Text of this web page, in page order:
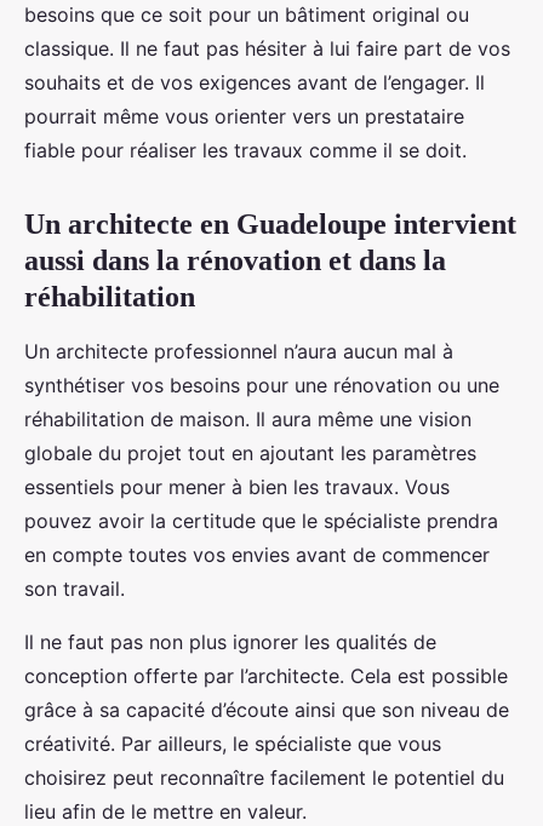
besoins que ce soit pour un bâtiment original ou
classique. Il ne faut pas hésiter à lui faire part de vos
souhaits et de vos exigences avant de l’engager. Il
pourrait même vous orienter vers un prestataire
fiable pour réaliser les travaux comme il se doit.
Un architecte en Guadeloupe intervient
aussi dans la rénovation et dans la
réhabilitation
Un architecte professionnel n’aura aucun mal à
synthétiser vos besoins pour une rénovation ou une
réhabilitation de maison. Il aura même une vision
globale du projet tout en ajoutant les paramètres
essentiels pour mener à bien les travaux. Vous
pouvez avoir la certitude que le spécialiste prendra
en compte toutes vos envies avant de commencer
son travail.
Il ne faut pas non plus ignorer les qualités de
conception offerte par l’architecte. Cela est possible
grâce à sa capacité d’écoute ainsi que son niveau de
créativité. Par ailleurs, le spécialiste que vous
choisirez peut reconnaître facilement le potentiel du
lieu afin de le mettre en valeur.